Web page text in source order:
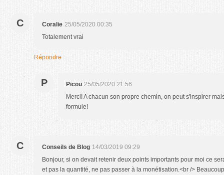
C Coralie 25/05/2020 00:35
Totalement vrai
Répondre
P Picou 25/05/2020 21:56
Merci! A chacun son propre chemin, on peut s'inspirer
formule!
C Conseils de Blog 14/03/2019 09:29
Bonjour, si on devait retenir deux points importants pour moi ce
et pas la quantité, ne pas passer à la monétisation.<br />